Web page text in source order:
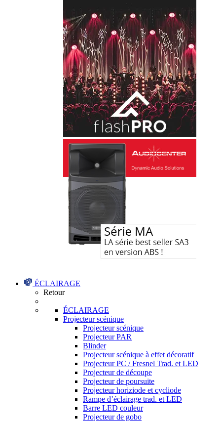
ÉCLAIRAGE
Retour
ÉCLAIRAGE
Projecteur scénique
Projecteur scénique
Projecteur PAR
Blinder
Projecteur scénique à effet décoratif
Projecteur PC / Fresnel Trad. et LED
Projecteur de découpe
Projecteur de poursuite
Projecteur horiziode et cycliode
Rampe d’éclairage trad. et LED
Barre LED couleur
Projecteur de gobo